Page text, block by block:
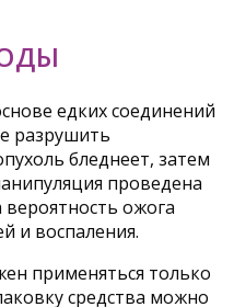
едких соединений
разрушить
бледнеет, затем
проведена
ожога
и воспаления.
применяться только
средства можно